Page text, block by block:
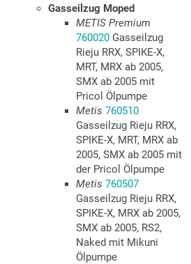
Gasseilzug Moped
METIS Premium
760020Gasseilzug
Rieju RRX, SPIKE-X,
MRT, MRX ab 2005,
SMX ab 2005 mit
Pricol Ölpumpe
Metis 760510
Gasseilzug Rieju RRX,
SPIKE-X, MRT, MRX ab
2005, SMX ab 2005 mit
der Pricol Ölpumpe
Metis 760507
Gasseilzug Rieju RRX,
SPIKE-X, MRX ab 2005,
SMX ab 2005, RS2,
Naked mit Mikuni
Ölpumpe